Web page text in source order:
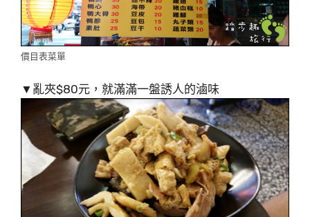
價目表菜單
▼亂夾$80元，就滿滿一盤誘人的滷味